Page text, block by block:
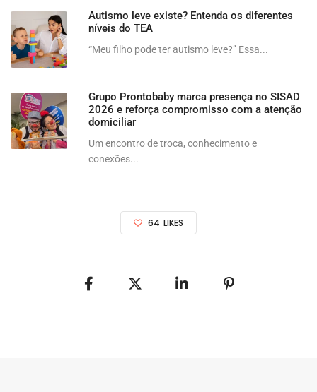
Autismo leve existe? Entenda os diferentes
níveis do TEA
“Meu filho pode ter autismo leve?” Essa...
Grupo Prontobaby marca presença no SISAD
2026 e reforça compromisso com a atenção
domiciliar
Um encontro de troca, conhecimento e
conexões...
64 LIKES